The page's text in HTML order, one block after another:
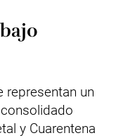
representan un
y Cuarentena